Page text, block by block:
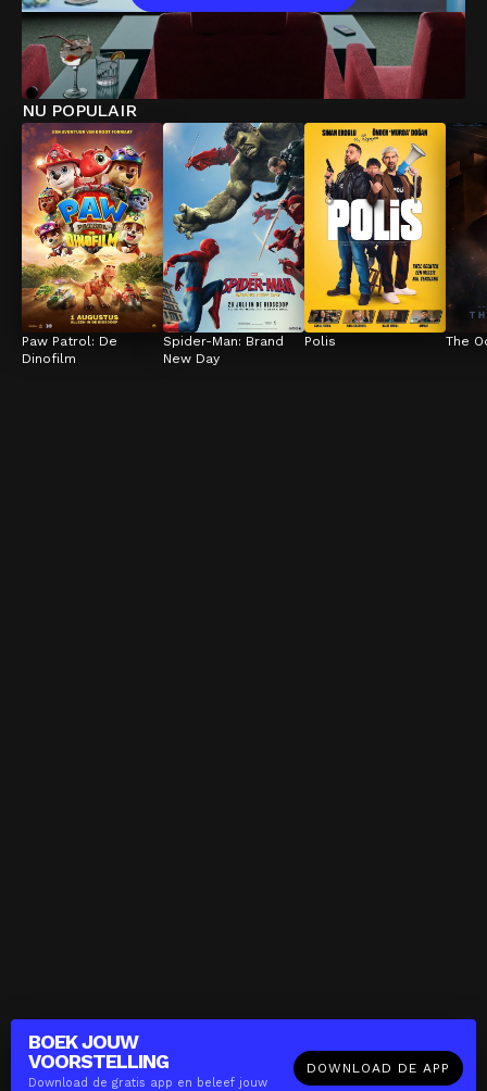
BOEK JOUW
VOORSTELLING
Download de gratis app en beleef jouw
DOWNLOAD DE APP
NU POPULAIR
Paw Patrol: De
Dinofilm
Spider-Man: Brand
New Day
Polis The